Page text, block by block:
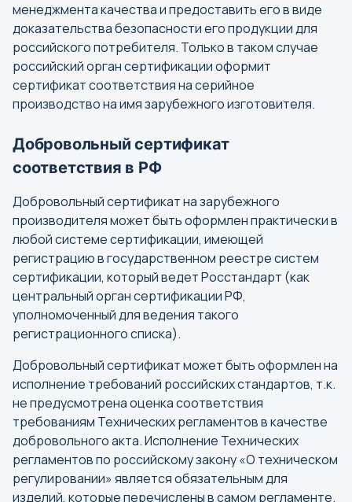
менеджмента качества и предоставить его в виде
доказательства безопасности его продукции для
российского потребителя. Только в таком случае
российский орган сертификации оформит
сертификат соответствия на серийное
производство на имя зарубежного изготовителя.
Добровольный сертификат
соответствия в РФ
Добровольный сертификат на зарубежного
производителя может быть оформлен практически в
любой системе сертификации, имеющей
регистрацию в государственном реестре систем
сертификации, который ведет Росстандарт (как
центральный орган сертификации РФ,
уполномоченный для ведения такого
регистрационного списка).
Добровольный сертификат может быть оформлен на
исполнение требований российских стандартов, т.к.
не предусмотрена оценка соответствия
требованиям Технических регламентов в качестве
добровольного акта. Исполнение Технических
регламентов по российскому закону «О техническом
регулировании» является обязательным для
изделий, которые перечислены в самом регламенте.
Выбор города
Поиск города
Найти